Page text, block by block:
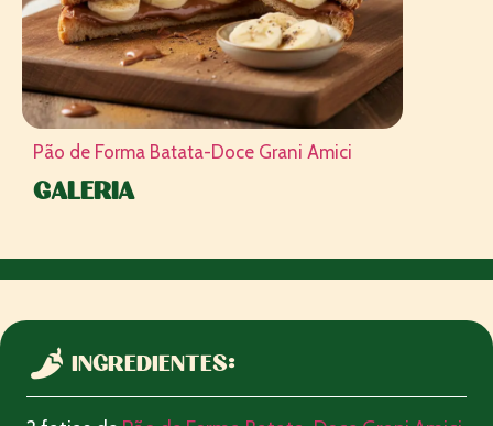
Pão de Forma Batata-Doce Grani Amici
GALERIA
INGREDIENTES: